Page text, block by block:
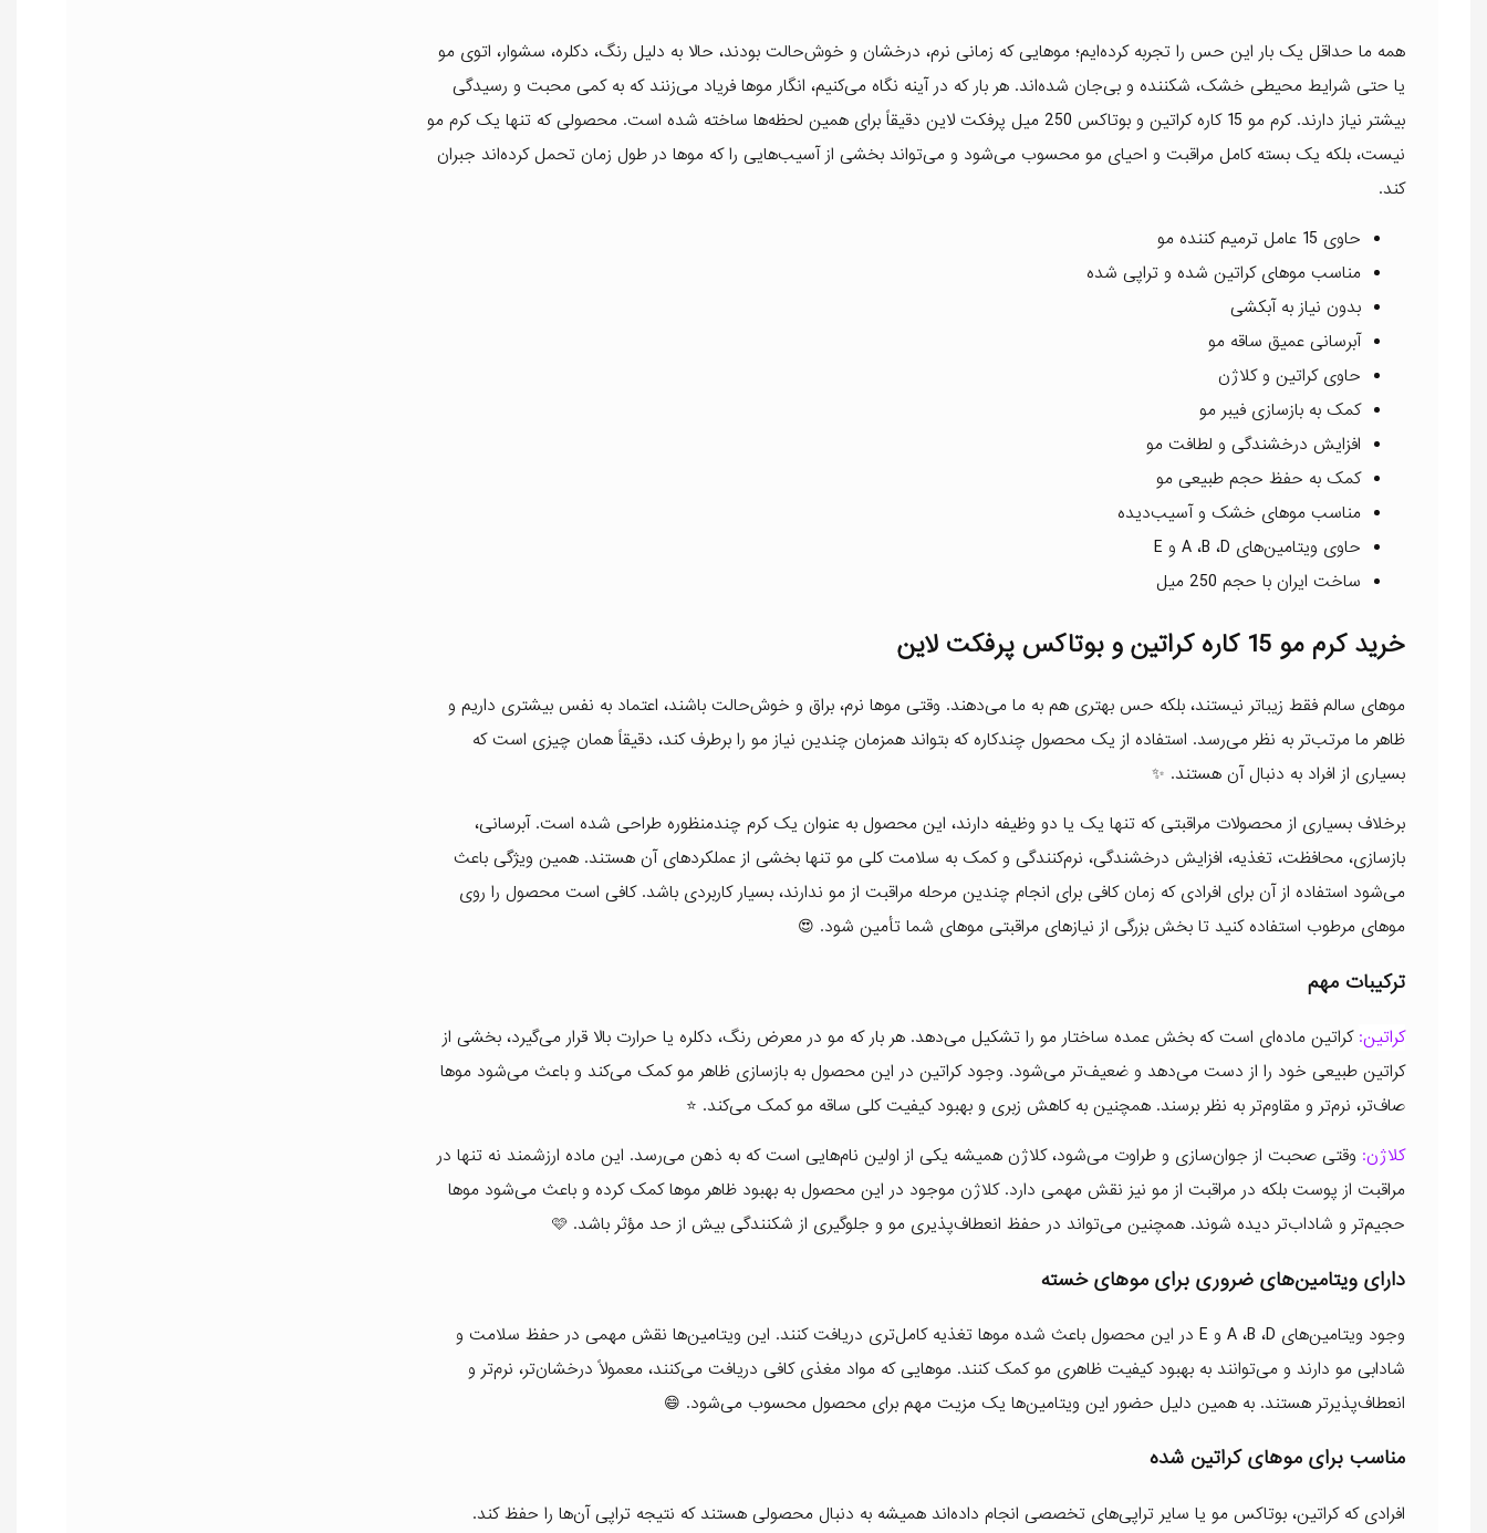
همه ما حداقل یک بار این حس را تجربه کرده‌ایم؛ موهایی که زمانی نرم، درخشان و خوش‌حالت بودند، حالا به دلیل رنگ، دکلره، سشوار، اتوی مو
یا حتی شرایط محیطی خشک، شکننده و بی‌جان شده‌اند. هر بار که در آینه نگاه می‌کنیم، انگار موها فریاد می‌زنند که به کمی محبت و رسیدگی
بیشتر نیاز دارند. کرم مو 15 کاره کراتین و بوتاکس 250 میل پرفکت لاین دقیقاً برای همین لحظه‌ها ساخته شده است. محصولی که تنها یک کرم مو
نیست، بلکه یک بسته کامل مراقبت و احیای مو محسوب می‌شود و می‌تواند بخشی از آسیب‌هایی را که موها در طول زمان تحمل کرده‌اند جبران
کند.
حاوی 15 عامل ترمیم کننده مو
مناسب موهای کراتین شده و تراپی شده
بدون نیاز به آبکشی
آبرسانی عمیق ساقه مو
حاوی کراتین و کلاژن
کمک به بازسازی فیبر مو
افزایش درخشندگی و لطافت مو
کمک به حفظ حجم طبیعی مو
مناسب موهای خشک و آسیب‌دیده
حاوی ویتامین‌های A ،B ،D و E
ساخت ایران با حجم 250 میل
خرید کرم مو 15 کاره کراتین و بوتاکس پرفکت لاین
موهای سالم فقط زیباتر نیستند، بلکه حس بهتری هم به ما می‌دهند. وقتی موها نرم، براق و خوش‌حالت باشند، اعتماد به نفس بیشتری داریم و
ظاهر ما مرتب‌تر به نظر می‌رسد. استفاده از یک محصول چندکاره که بتواند همزمان چندین نیاز مو را برطرف کند، دقیقاً همان چیزی است که
بسیاری از افراد به دنبال آن هستند. ✨
برخلاف بسیاری از محصولات مراقبتی که تنها یک یا دو وظیفه دارند، این محصول به عنوان یک کرم چندمنظوره طراحی شده است. آبرسانی،
بازسازی، محافظت، تغذیه، افزایش درخشندگی، نرم‌کنندگی و کمک به سلامت کلی مو تنها بخشی از عملکردهای آن هستند. همین ویژگی باعث
می‌شود استفاده از آن برای افرادی که زمان کافی برای انجام چندین مرحله مراقبت از مو ندارند، بسیار کاربردی باشد. کافی است محصول را روی
موهای مرطوب استفاده کنید تا بخش بزرگی از نیازهای مراقبتی موهای شما تأمین شود. 😍
ترکیبات مهم
کراتین: کراتین ماده‌ای است که بخش عمده ساختار مو را تشکیل می‌دهد. هر بار که مو در معرض رنگ، دکلره یا حرارت بالا قرار می‌گیرد، بخشی از
کراتین طبیعی خود را از دست می‌دهد و ضعیف‌تر می‌شود. وجود کراتین در این محصول به بازسازی ظاهر مو کمک می‌کند و باعث می‌شود موها
صاف‌تر، نرم‌تر و مقاوم‌تر به نظر برسند. همچنین به کاهش زبری و بهبود کیفیت کلی ساقه مو کمک می‌کند. ⭐
کلاژن: وقتی صحبت از جوان‌سازی و طراوت می‌شود، کلاژن همیشه یکی از اولین نام‌هایی است که به ذهن می‌رسد. این ماده ارزشمند نه تنها در
مراقبت از پوست بلکه در مراقبت از مو نیز نقش مهمی دارد. کلاژن موجود در این محصول به بهبود ظاهر موها کمک کرده و باعث می‌شود موها
حجیم‌تر و شاداب‌تر دیده شوند. همچنین می‌تواند در حفظ انعطاف‌پذیری مو و جلوگیری از شکنندگی بیش از حد مؤثر باشد. 🩷
دارای ویتامین‌های ضروری برای موهای خسته
وجود ویتامین‌های A ،B ،D و E در این محصول باعث شده موها تغذیه کامل‌تری دریافت کنند. این ویتامین‌ها نقش مهمی در حفظ سلامت و
شادابی مو دارند و می‌توانند به بهبود کیفیت ظاهری مو کمک کنند. موهایی که مواد مغذی کافی دریافت می‌کنند، معمولاً درخشان‌تر، نرم‌تر و
انعطاف‌پذیرتر هستند. به همین دلیل حضور این ویتامین‌ها یک مزیت مهم برای محصول محسوب می‌شود. 😄
مناسب برای موهای کراتین شده
افرادی که کراتین، بوتاکس مو یا سایر تراپی‌های تخصصی انجام داده‌اند همیشه به دنبال محصولی هستند که نتیجه تراپی آن‌ها را حفظ کند.